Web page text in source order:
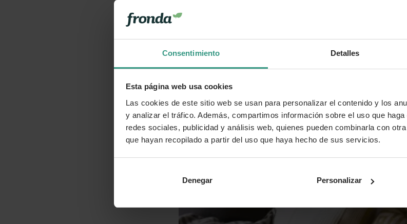
Consentimiento Detalles
Esta página web usa cookies
Las cookies de este sitio web se usan para personalizar el contenido y los
y analizar el tráfico. Además, compartimos información sobre el uso que
redes sociales, publicidad y análisis web, quienes pueden combinarla con
que hayan recopilado a partir del uso que haya hecho de sus servicios.
Denegar Personalizar
durabilidad, así como por su suavidad y frescura. Al ser un
en la tierra y procesada de manera sostenible.